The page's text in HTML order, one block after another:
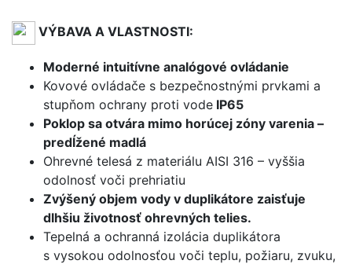
VÝBAVA A VLASTNOSTI:
Moderné intuitívne analógové ovládanie
Kovové ovládače s bezpečnostnými prvkami a
stupňom ochrany proti vode IP65
Poklop sa otvára mimo horúcej zóny varenia –
predĺžené madlá
Ohrevné telesá z materiálu AISI 316 – vyššia
odolnosť voči prehriatiu
Zvýšený objem vody v duplikátore zaisťuje
dlhšiu životnosť ohrevných telies.
Tepelná a ochranná izolácia duplikátora
s vysokou odolnosťou voči teplu, požiaru, zvuku,